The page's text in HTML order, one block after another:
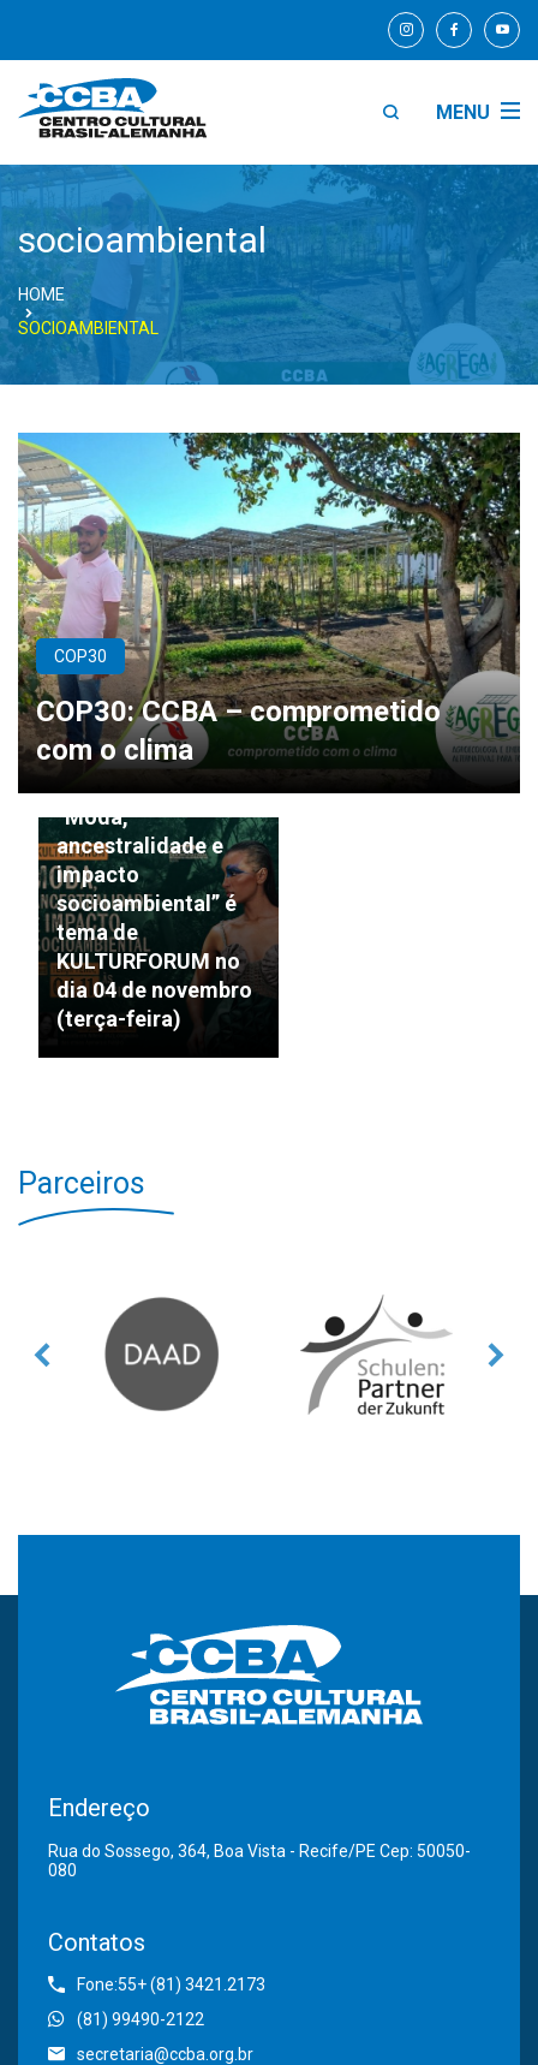
MENU
socioambiental
HOME
SOCIOAMBIENTAL
COP30
COP30: CCBA – comprometido
com o clima
KULTURFORUM
“Moda,
ancestralidade e
impacto
socioambiental” é
tema de
KULTURFORUM no
dia 04 de novembro
(terça-feira)
Parceiros
Endereço
Rua do Sossego, 364, Boa Vista - Recife/PE Cep: 50050-
080
Contatos
Fone:55+ (81) 3421.2173
(81) 99490-2122
secretaria@ccba.org.br